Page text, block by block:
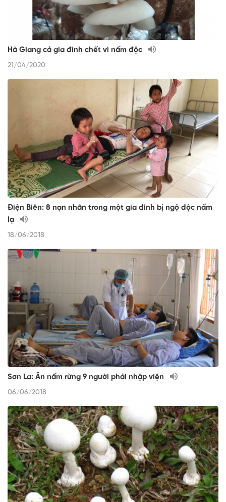
Hà Giang cả gia đình chết vì nấm độc
21/04/2020
Điện Biên: 8 nạn nhân trong một gia đình bị ngộ độc nấm
lạ
18/06/2018
Sơn La: Ăn nấm rừng 9 người phải nhập viện
06/06/2018